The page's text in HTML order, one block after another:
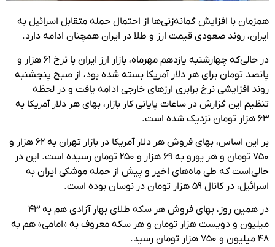
همزمان با افزایش گمانه‌زنی‌ها از احتمال حمله متقابل اسرائیل به
ایران، روند صعودی قیمت ارز و طلا در ایران همچنان ادامه دارد.
در حالی‌که چهارشنبه یازدهم مهرماه، بازار ارز ایران با نرخ ۶۱ هزار و
پانصد تومان برای هر دلار آمریکا بسته شده بود، از صبح پنجشنبه
روند افزایشی نرخ برابری ارزهای خارجی ادامه یافت و در لحظه
تنظیم این گزارش در ساعات پایانی کار بازار، بهای هر دلار آمریکا به
۶۳ هزار تومان نزدیک شده است.
بر این اساس، بهای فروش هر دلار آمریکا در بازار تهران به ۶۲ هزار و
۷۵۰ تومان و هر یورو به ۶۹ هزار و ۲۵۰ تومان رسیده است. این در
حالی‌است که طی ماه‌های اخیر و پیش از حمله موشکی ایران به
اسرائیل، در کانال ۵۹ هزار تومان در نوسان بوده‌ است.
در همین روز، بهای فروش هر سکه طلای بهار آزادی هم به ۴۳
میلیون و دویست هزار تومان و هر سکه معروف به «امامی» هم به
۴۸ میلیون و ۷۵۰ هزار تومان رسید.